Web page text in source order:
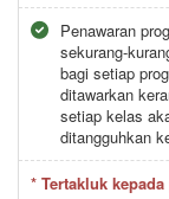
Penawaran
sekurang-
bagi setiap
ditawarkan
setiap kelas
ditangguhkan
* Tertakluk